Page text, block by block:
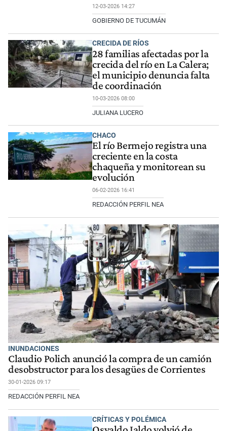
12-03-2026 14:27
GOBIERNO DE TUCUMÁN
CRECIDA DE RÍOS
28 familias afectadas por la
crecida del río en La Calera;
el municipio denuncia falta
de coordinación
10-03-2026 08:00
JULIANA LUCERO
CHACO
El río Bermejo registra una
creciente en la costa
chaqueña y monitorean su
evolución
06-02-2026 16:41
REDACCIÓN PERFIL NEA
INUNDACIONES
Claudio Polich anunció la compra de un camión
desobstructor para los desagües de Corrientes
30-01-2026 09:17
REDACCIÓN PERFIL NEA
CRÍTICAS Y POLÉMICA